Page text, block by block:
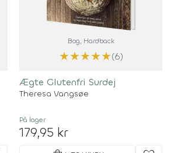
Bog, Hardback
★★★★★(6)
Ægte Glutenfri Surdej
Theresa Vangsøe
På lager
179,95 kr